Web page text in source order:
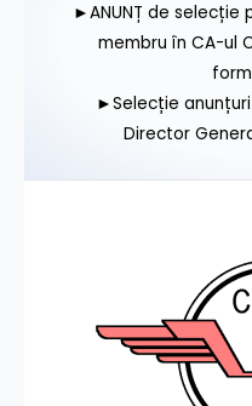
►ANUNȚ de selecție
membru în CA-ul
►Selecție
Director